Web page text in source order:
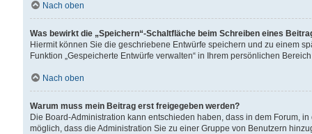
Nach oben
Was bewirkt die „Speichern“-Schaltfläche beim Schreiben eines
Hiermit können Sie die geschriebene Entwürfe speichern und zu einem
Funktion „Gespeicherte Entwürfe verwalten“ in Ihrem persönlichen
Nach oben
Warum muss mein Beitrag erst freigegeben werden?
Die Board-Administration kann entschieden haben, dass in dem Forum,
möglich, dass die Administration Sie zu einer Gruppe von Benutzern